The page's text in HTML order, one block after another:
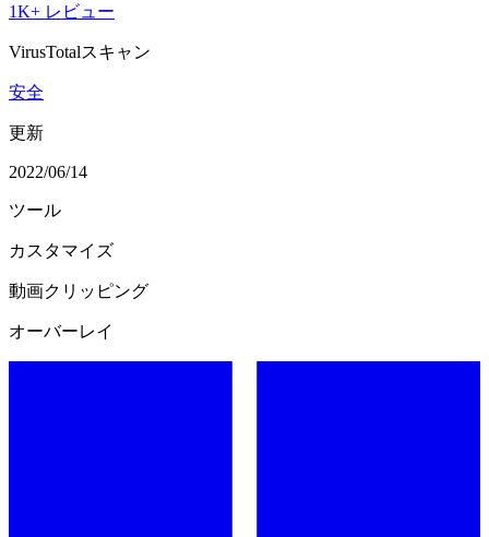
1K+ レビュー
VirusTotalスキャン
安全
更新
2022/06/14
ツール
カスタマイズ
動画クリッピング
オーバーレイ